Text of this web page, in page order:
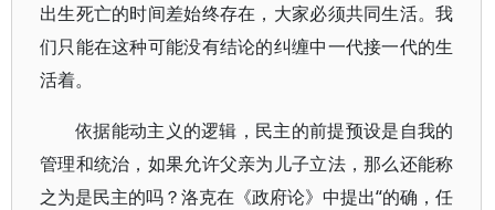
出生死亡的时间差始终存在，大家必须共同生活。我
们只能在这种可能没有结论的纠缠中一代接一代的生
活着。
依据能动主义的逻辑，民主的前提预设是自我的
管理和统治，如果允许父亲为儿子立法，那么还能称
之为是民主的吗？洛克在《政府论》中提出“的确，任